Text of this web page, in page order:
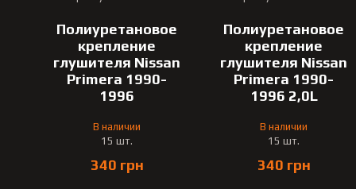
Полиуретановое
крепление
глушителя Nissan
Primera 1990-
1996
В наличии
15 шт.
340 грн
Полиуретановое
крепление
глушителя Nissan
Primera 1990-
1996 2,0L
В наличии
15 шт.
340 грн